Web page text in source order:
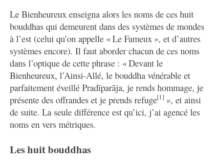
Bouddha, tout bonnement transposées en vers. Mipham
a toutefois développé au-delà des huit bouddhas, pour
inclure trois autres ensembles de huit figures : les huit
bodhisattvas masculins, les huit déesses de bon augure
(ou huit bodhisattvas féminins) et les huit gardiens du
monde.
Le commentaire vise surtout à présenter les membres
de ces quatre groupes de huit et à résumer les immenses
bienfaits qui leur sont associés. Les effets bénéfiques de
nulle part : en effet, Mipham mentionne à plusieurs
Le Bienheureux enseigna alors les noms de ces huit
bouddhas qui demeurent dans des systèmes de mondes
à l’est (celui qu’on appelle « Le Fameux », et d’autres
systèmes encore). Il faut aborder chacun de ces noms
dans l’optique de cette phrase : « Devant le
Bienheureux, l’Ainsi-Allé, le bouddha vénérable et
parfaitement éveillé Pradīparāja, je rends hommage, je
présente des offrandes et je prends refuge[1] », et ainsi
de suite. La seule différence est qu’ici, j’ai agencé les
noms en vers métriques.
Les huit bouddhas